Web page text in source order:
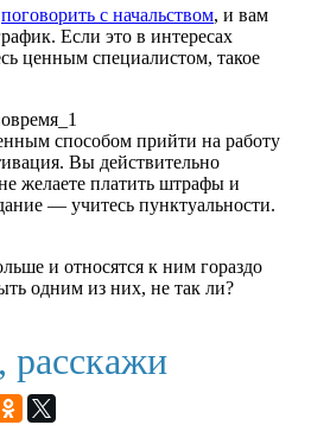
поговорить с начальством, и вам
Если это в интересах
ценным специалистом, такое
способом прийти на работу
Вы действительно
желаете платить штрафы и
— учитесь пунктуальности.
и относятся к ним гораздо
одним из них, не так ли?
расскажи